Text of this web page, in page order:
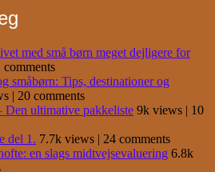
med små børn meget dejligere for
comments
småbørn: Tips, destinationer og
| 20 comments
Den ultimative pakkeliste 9k views | 10
del 1. 7.7k views | 24 comments
en slags midtvejsevaluering 6.8k